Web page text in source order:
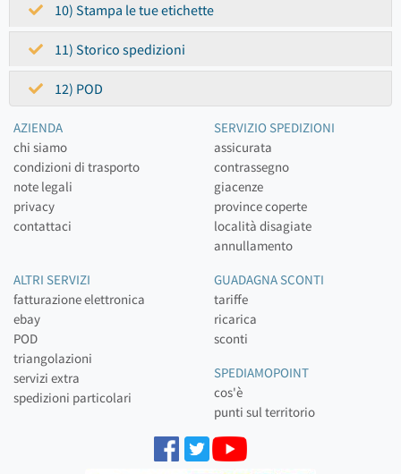
10) Stampa le tue etichette
11) Storico spedizioni
12) POD
AZIENDA
chi siamo
condizioni di trasporto
note legali
privacy
contattaci
SERVIZIO SPEDIZIONI
assicurata
contrassegno
giacenze
province coperte
località disagiate
annullamento
ALTRI SERVIZI
fatturazione elettronica
ebay
POD
triangolazioni
servizi extra
spedizioni particolari
GUADAGNA SCONTI
tariffe
ricarica
sconti
SPEDIAMOPOINT
cos'è
punti sul territorio